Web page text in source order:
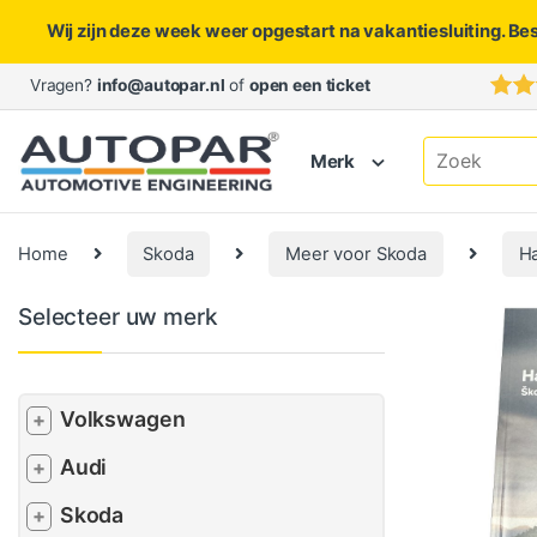
Wij zijn deze week weer opgestart na vakantiesluiting.
Skip to navigation
Skip to content
Vragen? info@autopar.nl of open een ticket
Merk
Search for:
Home Skoda Meer voor Skoda
Selecteer uw merk
+ Volkswagen
+ Audi
+ Skoda